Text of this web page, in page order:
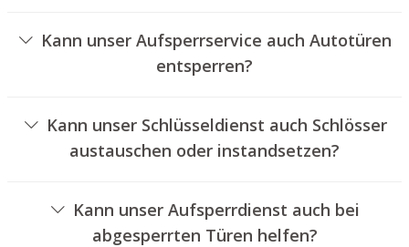
innerhalb von einer halben Stunde vor Ort. Die
tatsächliche Wartezeit hängt von der Entfernung des
Einsatzortes zu unserer Filiale und den örtlichen
Kann unser Aufsperrservice auch Autotüren
entsperren?
Kann unser Schlüsseldienst auch Schlösser
austauschen oder instandsetzen?
von Schlössern an.
Kann unser Aufsperrdienst auch bei
abgesperrten Türen helfen?